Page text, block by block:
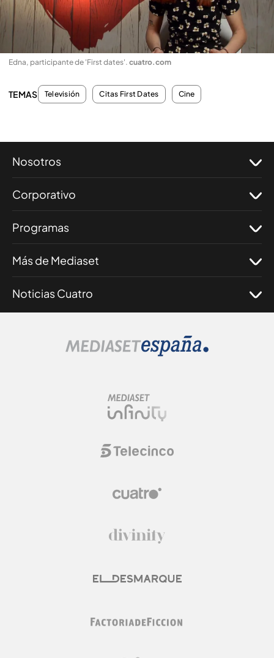
Edna, participante de 'First dates'. cuatro.com
TEMAS Televisión Citas First Dates Cine
Nosotros
Corporativo
Programas
Más de Mediaset
Noticias Cuatro